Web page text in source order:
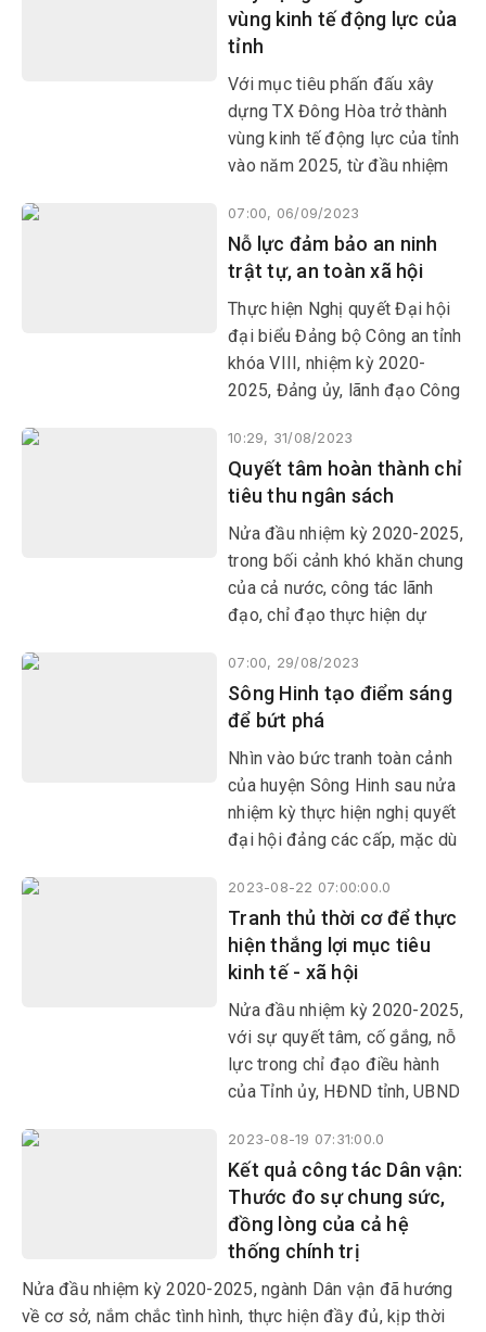
vùng kinh tế động lực của
tỉnh
Với mục tiêu phấn đấu xây
dựng TX Đông Hòa trở thành
vùng kinh tế động lực của tỉnh
vào năm 2025, từ đầu nhiệm
ủy, chính quyền các cấp trên
địa bàn thị xã đã tập trung
lãnh đạo, chỉ đạo, triển khai
nhiều biện pháp đồng bộ, hiệu
quả
07:00, 06/09/2023
Nỗ lực đảm bảo an ninh
trật tự, an toàn xã hội
Thực hiện Nghị quyết Đại hội
đại biểu Đảng bộ Công an tỉnh
khóa VIII, nhiệm kỳ 2020-
2025, Đảng ủy, lãnh đạo Công
chỉ đạo toàn Đảng bộ, lực
lượng Công an Phú Yên nỗ lực
phấn đấu, khắc phục khó
khăn, hoàn thành xuất sắc
nhiệm vụ
10:29, 31/08/2023
Quyết tâm hoàn thành chỉ
tiêu thu ngân sách
Nửa đầu nhiệm kỳ 2020-2025,
trong bối cảnh khó khăn chung
của cả nước, công tác lãnh
đạo, chỉ đạo thực hiện dự
(NSNN) của ngành Thuế Phú
Yên gặp không ít khó khăn.
07:00, 29/08/2023
Sông Hinh tạo điểm sáng
để bứt phá
Nhìn vào bức tranh toàn cảnh
của huyện Sông Hinh sau nửa
nhiệm kỳ thực hiện nghị quyết
đại hội đảng các cấp, mặc dù
nhưng đã nổi lên những gam
màu tươi sáng với nhiều kết
quả quan trọng trên các lĩnh
vực.
2023-08-22 07:00:00.0
Tranh thủ thời cơ để thực
hiện thắng lợi mục tiêu
kinh tế - xã hội
Nửa đầu nhiệm kỳ 2020-2025,
với sự quyết tâm, cố gắng, nỗ
lực trong chỉ đạo điều hành
của Tỉnh ủy, HĐND tỉnh, UBND
ngành, địa phương, cộng đồng
doanh nghiệp và Nhân dân
toàn tỉnh, tình hình kinh tế - xã
hội, quốc phòng - an ninh trên
địa bàn tỉnh đạt được một số
kết quả tích cực
2023-08-19 07:31:00.0
Kết quả công tác Dân vận:
Thước đo sự chung sức,
đồng lòng của cả hệ
thống chính trị
Nửa đầu nhiệm kỳ 2020-2025, ngành Dân vận đã hướng
về cơ sở, nắm chắc tình hình, thực hiện đầy đủ, kịp thời